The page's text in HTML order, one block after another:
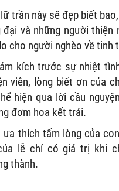
trần này sẽ đẹp biết
đại và những người thiện
cho người nghèo về tinh
kích trước sự nhiệt
viên, lòng biết ơn của
hiện qua lời cầu
đơm hoa kết trái.
ưa thích tấm lòng của
lễ chỉ có giá trị khi
thành.